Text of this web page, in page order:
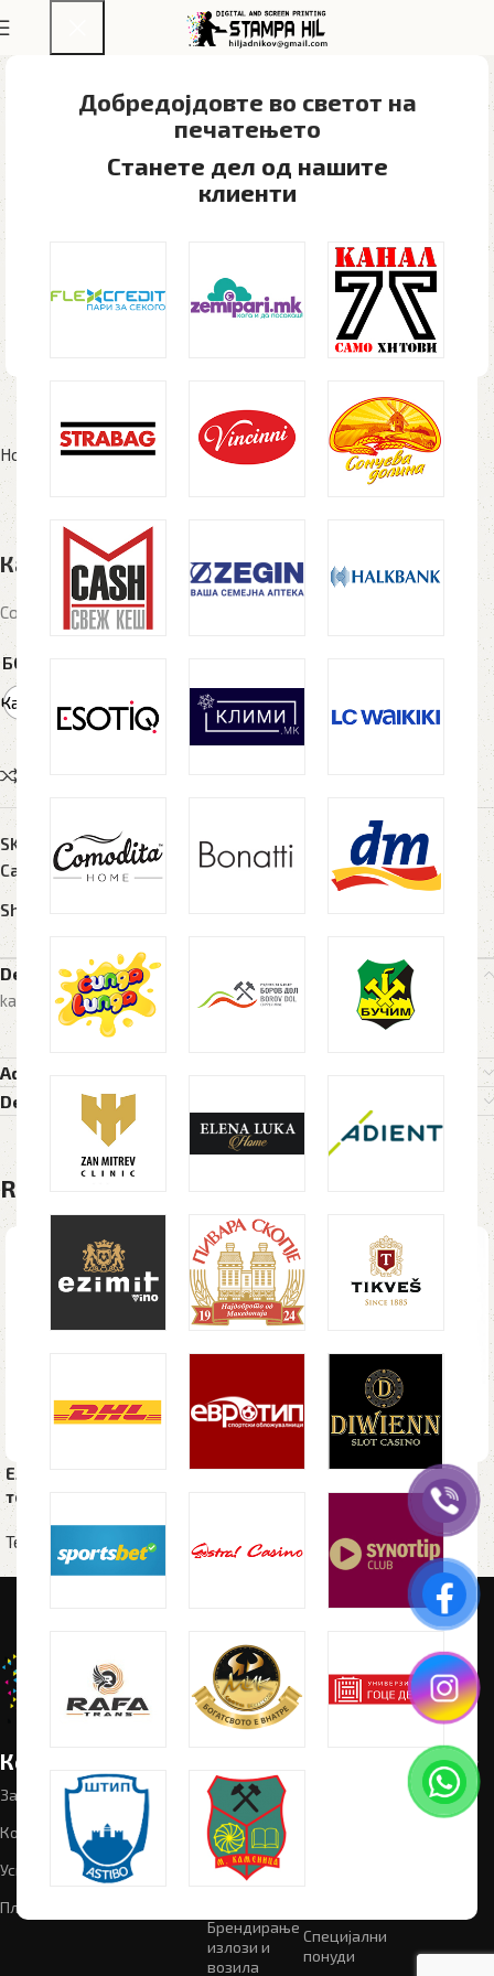
Добредојдовте во светот на
печатењето​
Станете дел од нашите
клиенти
Home Текстил Капи
Капа АТЛАНТИС POWELL
Состав рециклиран памук
БОЈА
Каки
сива
SKU:
N/A
Categories: Капи,
Текстил
Share:
Description
kapa, kapi, atlantis
Additional information
Delivery Details
Related products
Елек POLARIS VEST, unisex,
темно сив
Текстил
Заштитен елек
рефлектирачки GLOW KID
100% полиестер флуо
Елек
Корисни линкови
За нас
Контакт
Успешни проекти
Плитика на приватност
Графички
дизајн
Текстил
Брендирање
излози и
возила
Специјални
понуди
Следете
не: